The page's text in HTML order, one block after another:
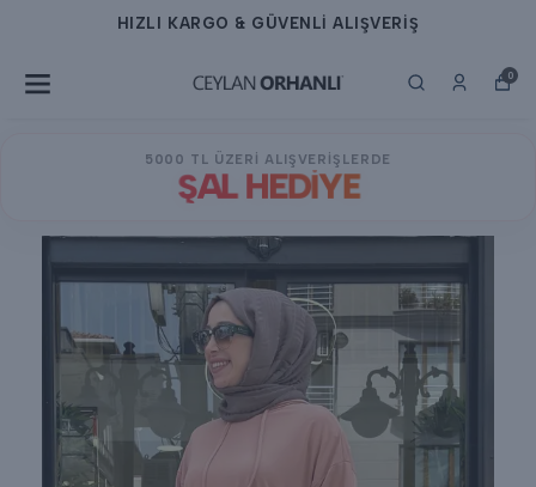
HIZLI KARGO & GÜVENLİ ALIŞVERİŞ
0
5000 TL ÜZERİ ALIŞVERİŞLERDE
ŞAL HEDİYE